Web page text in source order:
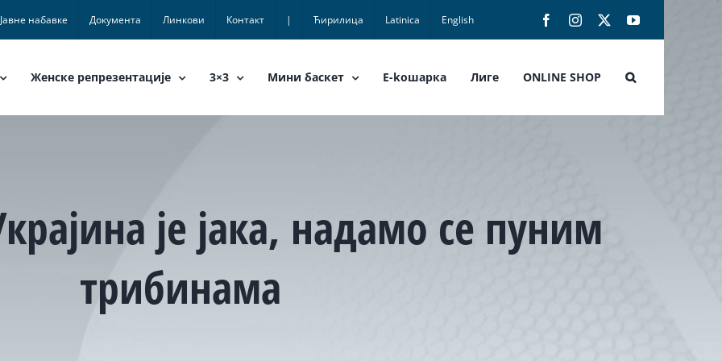
Јавне набавке Документа Линкови Контакт | Ћирилица Latinica English FacebookInstagram YouTube
Женске репрезентације 3×3 Мини баскет E-koшарка Лиге ONLINE SHOP
је јака, надамо се пуним
трибинама